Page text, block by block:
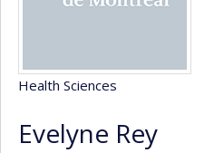
Health Sciences
Evelyne Rey